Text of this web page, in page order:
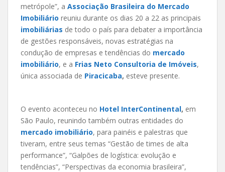
metrópole”, a Associação Brasileira do Mercado
Imobiliário reuniu durante os dias 20 a 22 as principais
imobiliárias de todo o país para debater a importância
de gestões responsáveis, novas estratégias na
condução de empresas e tendências do mercado
imobiliário, e a Frias Neto Consultoria de Imóveis,
única associada de Piracicaba, esteve presente.
O evento aconteceu no Hotel InterContinental, em
São Paulo, reunindo também outras entidades do
mercado imobiliário, para painéis e palestras que
tiveram, entre seus temas “Gestão de times de alta
performance”, “Galpões de logística: evolução e
tendências”, “Perspectivas da economia brasileira”,